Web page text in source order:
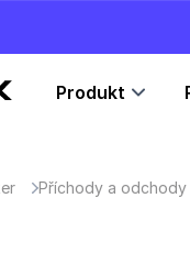
Produkt
Příchody a odchody